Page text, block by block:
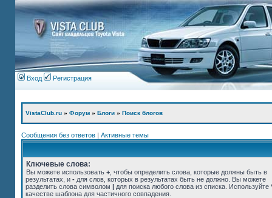
Вход Регистрация
VistaClub.ru » Форум » Блоги » Поиск блогов
Сообщения без ответов | Активные темы
Ключевые слова:
Вы можете использовать + , чтобы определить слова, которые должны быть в
результатах, и - для слов, которых в результатах быть не должно. Вы можете
разделить слова символом | для поиска любого слова из списка. Используйте
качестве шаблона для частичного совпадения.